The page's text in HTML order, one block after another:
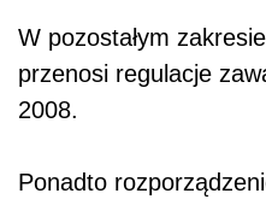
W pozostałym
przenosi regulacje
2008.
Ponadto